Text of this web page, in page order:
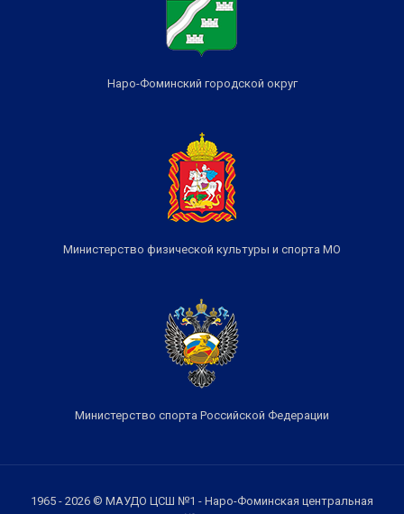
Наро-Фоминский городской округ
Министерство физической культуры и спорта МО
Министерство спорта Российской Федерации
1965 - 2026 © МАУДО ЦСШ №1 - Наро-Фоминская центральная